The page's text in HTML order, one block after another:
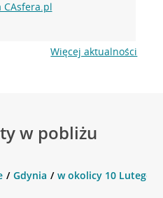
CAsfera.pl
Więcej aktualności
w pobliżu
Gdynia w okolicy 10 Lutego